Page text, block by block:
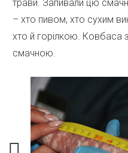
трави. Запивали цю
– хто пивом, хто сухим
хто й горілкою. Ковбаса
смачною.